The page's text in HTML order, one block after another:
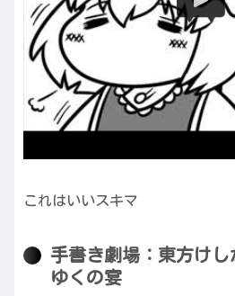
これはいいスキマ
手書き劇場：東方けし
ゆくの宴